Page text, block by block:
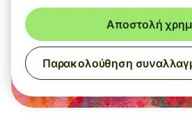
Αποστολή
Παρακολούθηση